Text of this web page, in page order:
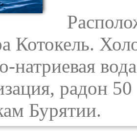
Котокель.
натриевая
радон
Бурятии.